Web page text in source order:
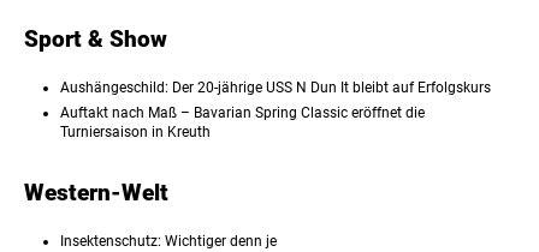
Sport & Show
Aushängeschild: Der 20-jährige USS N Dun It bleibt auf Erfolgskurs
Auftakt nach Maß – Bavarian Spring Classic eröffnet die
Turniersaison in Kreuth
Western-Welt
Insektenschutz: Wichtiger denn je